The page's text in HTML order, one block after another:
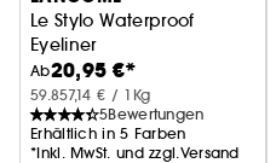
Le Stylo Waterproof
Eyeliner
Ab20,95 €*
59.857,14 € / 1Kg
5Bewertungen
Erhältlich in 5 Farben
*Inkl. MwSt. und zzgl.Versand